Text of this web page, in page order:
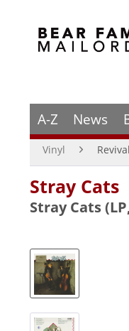
A-Z News
Vinyl
Stray Cats
Stray Cats